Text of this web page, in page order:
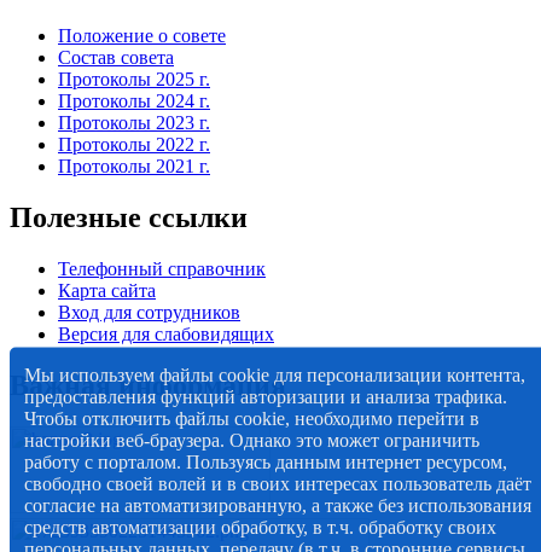
Положение о совете
Состав совета
Протоколы 2025 г.
Протоколы 2024 г.
Протоколы 2023 г.
Протоколы 2022 г.
Протоколы 2021 г.
Полезные ссылки
Телефонный справочник
Карта сайта
Вход для сотрудников
Версия для слабовидящих
Важная информация
Мы используем файлы cookie для персонализации контента,
предоставления функций авторизации и анализа трафика.
Чтобы отключить файлы cookie, необходимо перейти в
настройки веб-браузера. Однако это может ограничить
работу с порталом. Пользуясь данным интернет ресурсом,
свободно своей волей и в своих интересах пользователь даёт
согласие на автоматизированную, а также без использования
средств автоматизации обработку, в т.ч. обработку своих